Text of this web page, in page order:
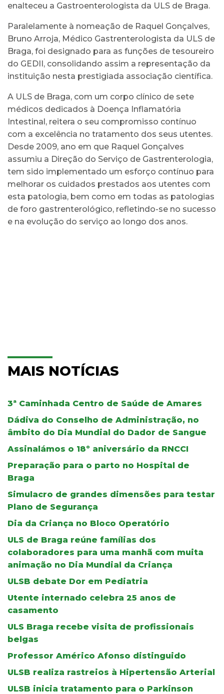
enalteceu a Gastroenterologista da ULS de Braga.
Paralelamente à nomeação de Raquel Gonçalves,
Bruno Arroja, Médico Gastrenterologista da ULS de
Braga, foi designado para as funções de tesoureiro
do GEDII, consolidando assim a representação da
instituição nesta prestigiada associação científica.
A ULS de Braga, com um corpo clínico de sete
médicos dedicados à Doença Inflamatória
Intestinal, reitera o seu compromisso contínuo
com a excelência no tratamento dos seus utentes.
Desde 2009, ano em que Raquel Gonçalves
assumiu a Direção do Serviço de Gastrenterologia,
tem sido implementado um esforço contínuo para
melhorar os cuidados prestados aos utentes com
esta patologia, bem como em todas as patologias
de foro gastrenterológico, refletindo-se no sucesso
e na evolução do serviço ao longo dos anos.
MAIS NOTÍCIAS
3ª Caminhada Centro de Saúde de Amares
Dádiva do Conselho de Administração, no
âmbito do Dia Mundial do Dador de Sangue
Assinalámos o 18º aniversário da RNCCI
Preparação para o parto no Hospital de
Braga
Simulacro de grandes dimensões para testar
Plano de Segurança
Dia da Criança no Bloco Operatório
ULS de Braga reúne famílias dos
colaboradores para uma manhã com muita
animação no Dia Mundial da Criança
ULSB debate Dor em Pediatria
Utente internado celebra 25 anos de
casamento
ULS Braga recebe visita de profissionais
belgas
Professor Américo Afonso distinguido
ULSB realiza rastreios à Hipertensão Arterial
ULSB inicia tratamento para o Parkinson